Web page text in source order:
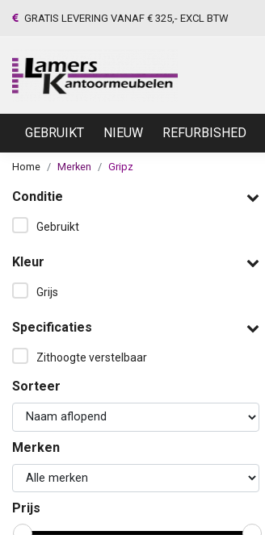
GRATIS LEVERING VANAF € 325,- EXCL BTW
GEBRUIKT NIEUW REFURBISHED
Home Merken Gripz
Conditie
Gebruikt
Kleur
Grijs
Specificaties
Zithoogte verstelbaar
Sorteer
Merken
Prijs